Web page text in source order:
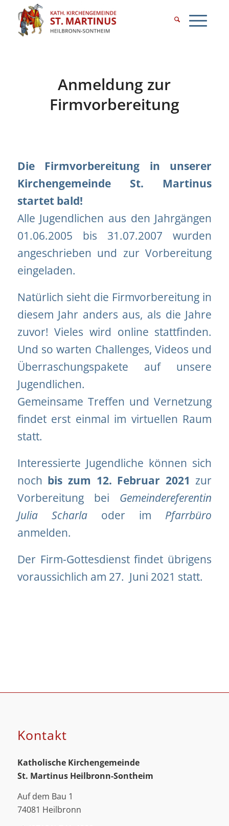
Anmeldung zur
Firmvorbereitung
Die Firmvorbereitung in unserer
Kirchengemeinde St. Martinus
startet bald!
Alle Jugendlichen aus den Jahrgängen
01.06.2005 bis 31.07.2007 wurden
angeschrieben und zur Vorbereitung
eingeladen.
Natürlich sieht die Firmvorbereitung in
diesem Jahr anders aus, als die Jahre
zuvor! Vieles wird online stattfinden.
Und so warten Challenges, Videos und
Überraschungspakete auf unsere
Jugendlichen.
Gemeinsame Treffen und Vernetzung
findet erst einmal im virtuellen Raum
statt.
Interessierte Jugendliche können sich
noch bis zum 12. Februar 2021 zur
Vorbereitung bei Gemeindereferentin
Julia Scharlaoder im Pfarrbüro
anmelden.
Der Firm-Gottesdienst findet übrigens
voraussichlich am 27. Juni 2021 statt.
Kontakt
Katholische Kirchengemeinde
St. Martinus Heilbronn-Sontheim
Auf dem Bau 1
74081 Heilbronn